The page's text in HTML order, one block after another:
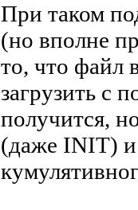
При таком
(но вполне
то, что файл
загрузить с
получится,
(даже INIT) и